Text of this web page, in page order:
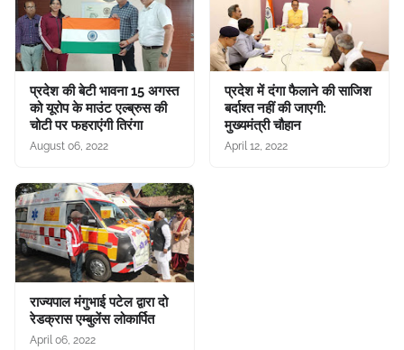
प्रदेश की बेटी भावना 15 अगस्त
को यूरोप के माउंट एल्ब्रुस की
चोटी पर फहराएंगी तिरंगा
August 06, 2022
प्रदेश में दंगा फैलाने की साजिश
बर्दाश्त नहीं की जाएगी:
मुख्यमंत्री चौहान
April 12, 2022
राज्यपाल मंगुभाई पटेल द्वारा दो
रेडक्रास एम्बुलेंस लोकार्पित
April 06, 2022